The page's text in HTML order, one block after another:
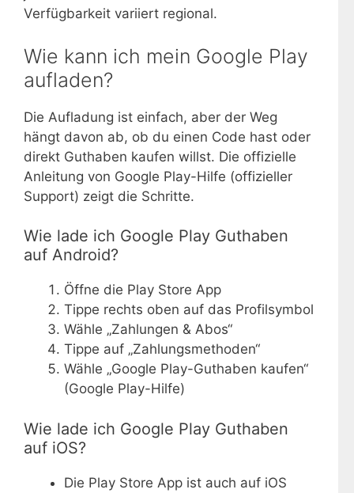
Verfügbarkeit variiert regional.
Wie kann ich mein Google Play
aufladen?
Die Aufladung ist einfach, aber der Weg
hängt davon ab, ob du einen Code hast oder
direkt Guthaben kaufen willst. Die offizielle
Anleitung von Google Play-Hilfe (offizieller
Support) zeigt die Schritte.
Wie lade ich Google Play Guthaben
auf Android?
Öffne die Play Store App
Tippe rechts oben auf das Profilsymbol
Wähle „Zahlungen & Abos“
Tippe auf „Zahlungsmethoden“
Wähle „Google Play-Guthaben kaufen“
(Google Play-Hilfe)
Wie lade ich Google Play Guthaben
auf iOS?
Die Play Store App ist auch auf iOS